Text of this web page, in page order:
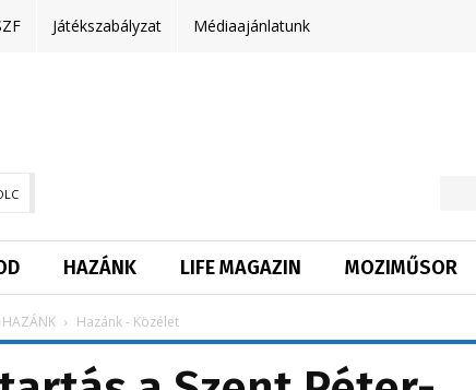
Játékszabályzat Médiaajánlatunk
HAZÁNK LIFE MAGAZIN MOZIMŰSOR
HAZÁNK Hazánk - Közélet